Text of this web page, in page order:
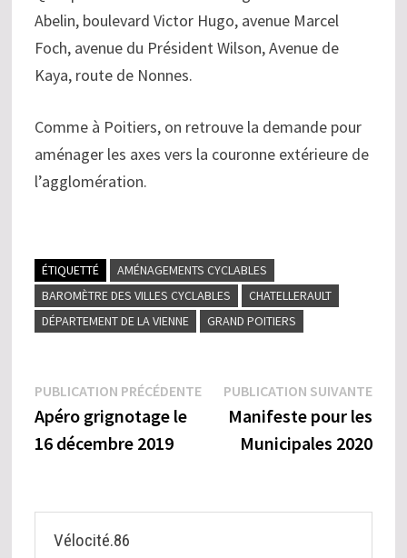
Abelin, boulevard Victor Hugo, avenue Marcel
Foch, avenue du Président Wilson, Avenue de
Kaya, route de Nonnes.
Comme à Poitiers, on retrouve la demande pour
aménager les axes vers la couronne extérieure de
l’agglomération.
ÉTIQUETTÉ
AMÉNAGEMENTS CYCLABLES
BAROMÈTRE DES VILLES CYCLABLES
CHATELLERAULT
DÉPARTEMENT DE LA VIENNE
GRAND POITIERS
Navigation
de
PUBLICATION PRÉCÉDENTEPublication
précédente :
Apéro grignotage le
16 décembre 2019
PUBLICATION SUIVANTE
Manifeste pour les
Municipales 2020
Vélocité.86